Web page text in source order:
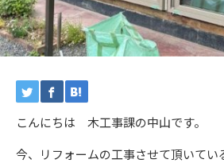
こんにちは 木工事課の中山です。
今、リフォームの工事させて頂いてい